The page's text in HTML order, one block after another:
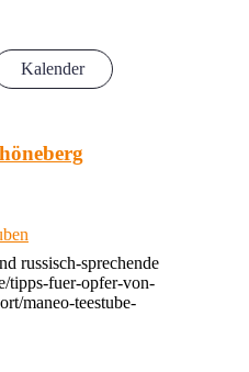
Kalender
russisch-sprechende
tipps-fuer-opfer-von-
maneo-teestube-